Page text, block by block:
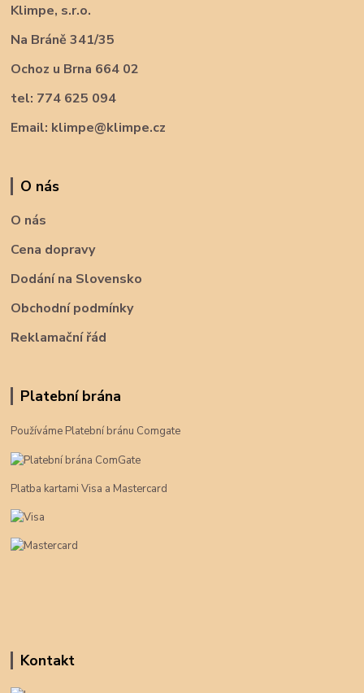
Klimpe, s.r.o.
Na Bráně 341/35
Ochoz u Brna 664 02
tel: 774 625 094
Email: klimpe@klimpe.cz
O nás
O nás
Cena dopravy
Dodání na Slovensko
Obchodní podmínky
Reklamační řád
Platební brána
Používáme Platební bránu Comgate
Platba kartami Visa a Mastercard
Kontakt